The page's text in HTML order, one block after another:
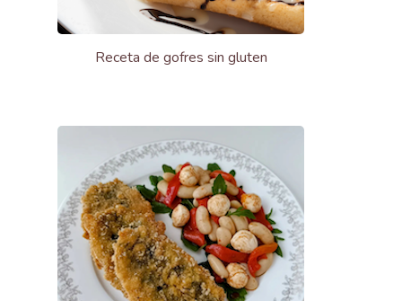
Receta de gofres sin gluten